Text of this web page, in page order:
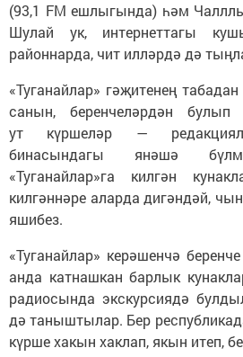
(93,1 FM ешлыгында) һәм
Шулай ук, интернеттагы
районнарда, чит илләрдә дә
«Туганайлар» гәҗитенең
санын, беренчеләрдән булып
ут күршеләр —
бинасындагы янәшә
«Туганайлар»га килгән
килгәннәре аларда дигәндәй,
яшибез.
«Туганайлар» керәшенчә
анда катнашкан барлык
радиосында экскурсиядә
дә таныштылар. Бер
күрше хакын хаклап, якын итеп,